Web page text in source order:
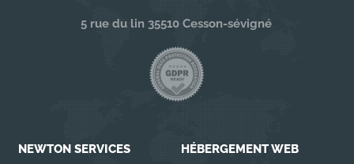
5 rue du lin 35510 Cesson-sévigné
NEWTON SERVICES HÉBERGEMENT WEB